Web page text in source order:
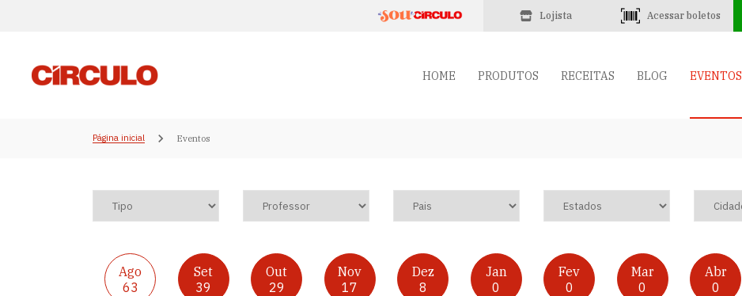
Lojista Acessar boletos
HOME PRODUTOS RECEITAS BLOG EVENTOS
Página inicial Eventos
Ago
63
Set
39
Out
29
Nov
17
Dez
8
Jan
0
Fev
0
Mar
0
Abr
0